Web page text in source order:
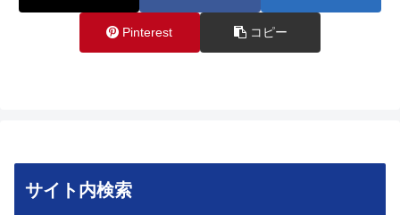
Pinterest コピー
サイト内検索